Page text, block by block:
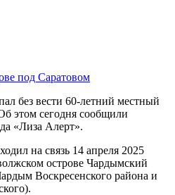
без вести 60-летний местный
этом сегодня сообщили
«Лиза Алерт».
на связь 14 апреля 2025
острове Чардымский
Воскресенского района и